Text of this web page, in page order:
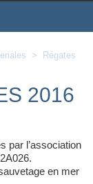
>
Régates
2016
par l’association
en mer